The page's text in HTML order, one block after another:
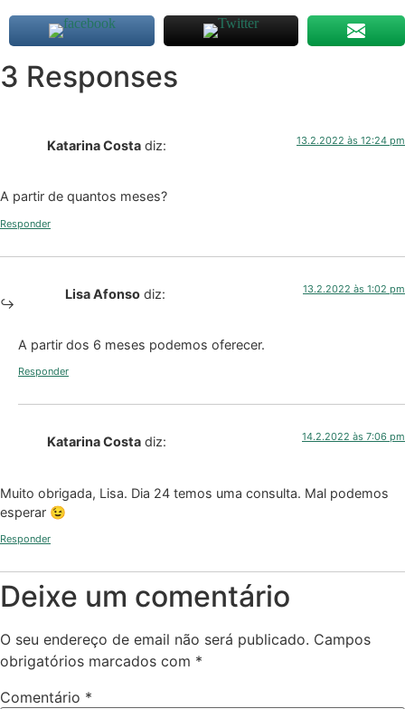
3 Responses
Katarina Costa diz: 13.2.2022 às 12:24 pm
A partir de quantos meses?
Responder
Lisa Afonso diz: 13.2.2022 às 1:02 pm
A partir dos 6 meses podemos oferecer.
Responder
Katarina Costa diz: 14.2.2022 às 7:06 pm
Muito obrigada, Lisa. Dia 24 temos uma consulta. Mal podemos
esperar 😉
Responder
Deixe um comentário
O seu endereço de email não será publicado. Campos
obrigatórios marcados com *
Comentário *